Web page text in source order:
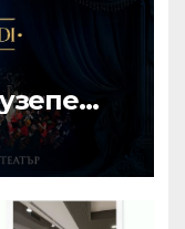
с
тази
– Стара